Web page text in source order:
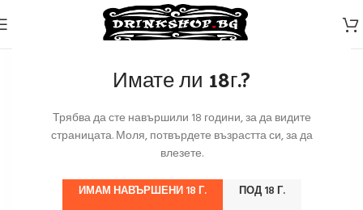
Имате ли 18г.?
Трябва да сте навършили 18 години, за да видите
страницата. Моля, потвърдете възрастта си, за да
влезете.
ИМАМ НАВЪРШЕНИ 18 Г. ПОД 18 Г.